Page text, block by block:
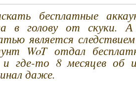
бесплатные
в голову от скуки.
является
WoT отдал
и где-то 8 месяцев об
даже.